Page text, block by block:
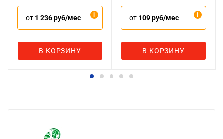
от 1 236 руб/мес
В КОРЗИНУ
от 109 руб/мес
В КОРЗИНУ